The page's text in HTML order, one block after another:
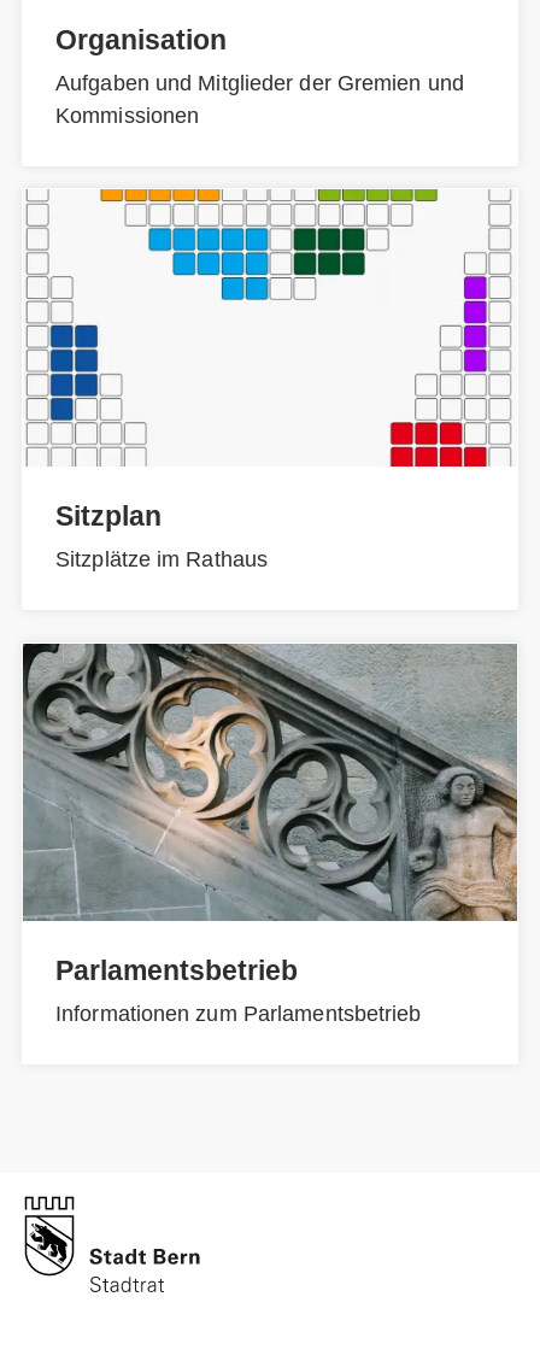
Organisation
Aufgaben und Mitglieder der Gremien und
Kommissionen
Sitzplan
Sitzplätze im Rathaus
Parlamentsbetrieb
Informationen zum Parlamentsbetrieb